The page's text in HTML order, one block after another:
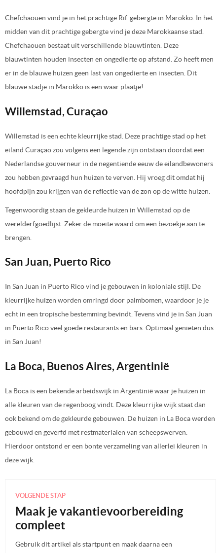
Chefchaouen vind je in het prachtige Rif-gebergte in Marokko. In het
midden van dit prachtige gebergte vind je deze Marokkaanse stad.
Chefchaouen bestaat uit verschillende blauwtinten. Deze
blauwtinten houden insecten en ongedierte op afstand. Zo heeft men
er in de blauwe huizen geen last van ongedierte en insecten. Dit
blauwe stadje in Marokko is een waar plaatje!
Willemstad, Curaçao
Willemstad is een echte kleurrijke stad. Deze prachtige stad op het
eiland Curaçao zou volgens een legende zijn ontstaan doordat een
Nederlandse gouverneur in de negentiende eeuw de eilandbewoners
zou hebben gevraagd hun huizen te verven. Hij vroeg dit omdat hij
hoofdpijn zou krijgen van de reflectie van de zon op de witte huizen.
Tegenwoordig staan de gekleurde huizen in Willemstad op de
werelderfgoedlijst. Zeker de moeite waard om een bezoekje aan te
brengen.
San Juan, Puerto Rico
In San Juan in Puerto Rico vind je gebouwen in koloniale stijl. De
kleurrijke huizen worden omringd door palmbomen, waardoor je je
echt in een tropische bestemming bevindt. Tevens vind je in San Juan
in Puerto Rico veel goede restaurants en bars. Optimaal genieten dus
in San Juan!
La Boca, Buenos Aires, Argentinië
La Boca is een bekende arbeidswijk in Argentinië waar je huizen in
alle kleuren van de regenboog vindt. Deze kleurrijke wijk staat dan
ook bekend om de gekleurde gebouwen. De huizen in La Boca werden
gebouwd en geverfd met restmaterialen van scheepswerven.
Hierdoor ontstond er een bonte verzameling van allerlei kleuren in
deze wijk.
VOLGENDE STAP
Maak je vakantievoorbereiding
compleet
Gebruik dit artikel als startpunt en maak daarna een